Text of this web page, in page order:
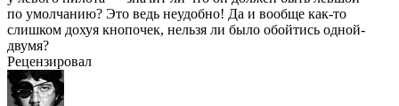
по умолчанию? Это ведь неудобно! Да и вообще как-то
слишком дохуя кнопочек, нельзя ли было обойтись одной-
двумя?
Рецензировал